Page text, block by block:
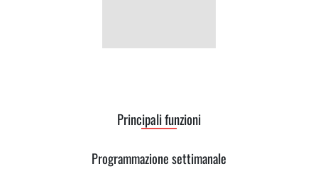
Principali funzioni
Programmazione settimanale